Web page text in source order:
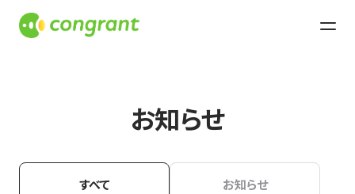
お知らせ
すべて お知らせ